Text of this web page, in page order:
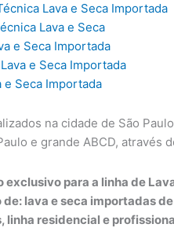
Lava e Seca Importada
Lava e Seca
e Seca Importada
e Seca Importada
e Seca Importada
na cidade de São
e grande ABCD, através
exclusivo para a linha de
lava e seca importadas
linha residencial e